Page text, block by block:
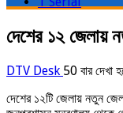
দেশের ১২ জেলায়
DTV Desk 50 বার দেখা
দেশের ১২টি জেলায় নতুন